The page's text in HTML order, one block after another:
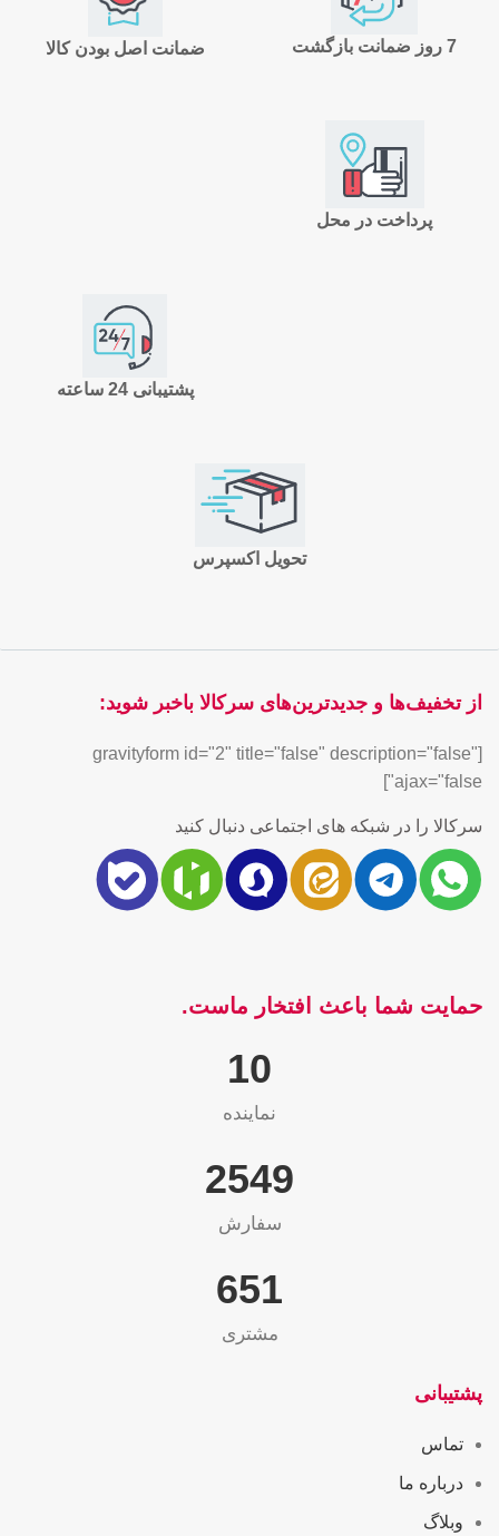
ضمانت اصل بودن کالا 7 روز ضمانت بازگشت
پرداخت در محل
پشتیبانی 24 ساعته
تحویل اکسپرس
از تخفیف‌ها و جدیدترین‌های سرکالا باخبر شوید:
[gravityform id="2" title="false" description="false"
ajax="false"]
سرکالا را در شبکه های اجتماعی دنبال کنید
حمایت شما باعث افتخار ماست.
10
نماینده
2565
سفارش
655
مشتری
پشتیبانی
تماس
درباره ما
وبلاگ